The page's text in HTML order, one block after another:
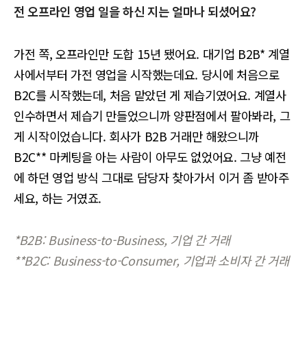
전 오프라인 영업 일을 하신 지는 얼마나 되셨어요?
가전 쪽, 오프라인만 도합 15년 됐어요. 대기업 B2B* 계열
사에서부터 가전 영업을 시작했는데요. 당시에 처음으로
B2C를 시작했는데, 처음 맡았던 게 제습기였어요. 계열사
인수하면서 제습기 만들었으니까 양판점에서 팔아봐라, 그
게 시작이었습니다. 회사가 B2B 거래만 해왔으니까
B2C** 마케팅을 아는 사람이 아무도 없었어요. 그냥 예전
에 하던 영업 방식 그대로 담당자 찾아가서 이거 좀 받아주
세요, 하는 거였죠.
*B2B: Business-to-Business, 기업 간 거래
**B2C: Business-to-Consumer, 기업과 소비자 간 거래